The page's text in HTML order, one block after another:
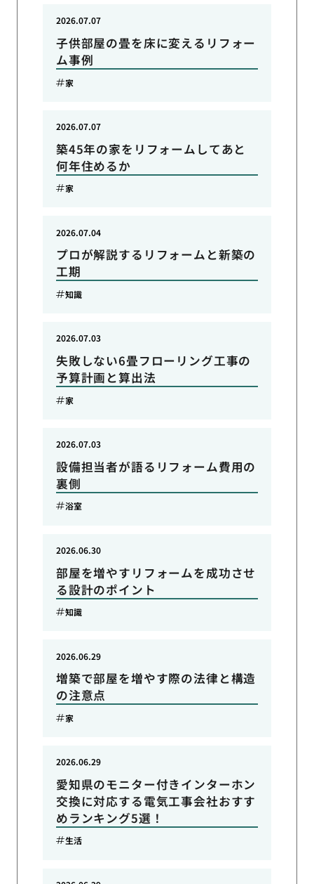
子供部屋の畳を床に変えるリフォー
ム事例
2026.07.07
家
築45年の家をリフォームしてあと
何年住めるか
2026.07.07
家
プロが解説するリフォームと新築の
工期
2026.07.04
知識
失敗しない6畳フローリング工事の
予算計画と算出法
2026.07.03
家
設備担当者が語るリフォーム費用の
裏側
2026.07.03
浴室
部屋を増やすリフォームを成功させ
る設計のポイント
2026.06.30
知識
増築で部屋を増やす際の法律と構造
の注意点
2026.06.29
家
愛知県のモニター付きインターホン
交換に対応する電気工事会社おすす
めランキング5選！
2026.06.29
生活